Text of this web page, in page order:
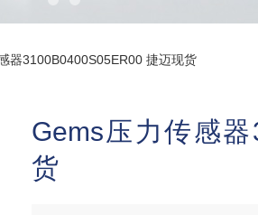
器3100B0400S05ER00 捷迈现货
Gems压力传感
货